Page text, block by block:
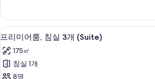
코
너
(Suite)
사
진
모
룸,
침
실
개,
코
너
프
리
미
어
이탈리아 프
7
프리미어룸, 침실 3개 (Suite)
175㎡
침실 1개
8명